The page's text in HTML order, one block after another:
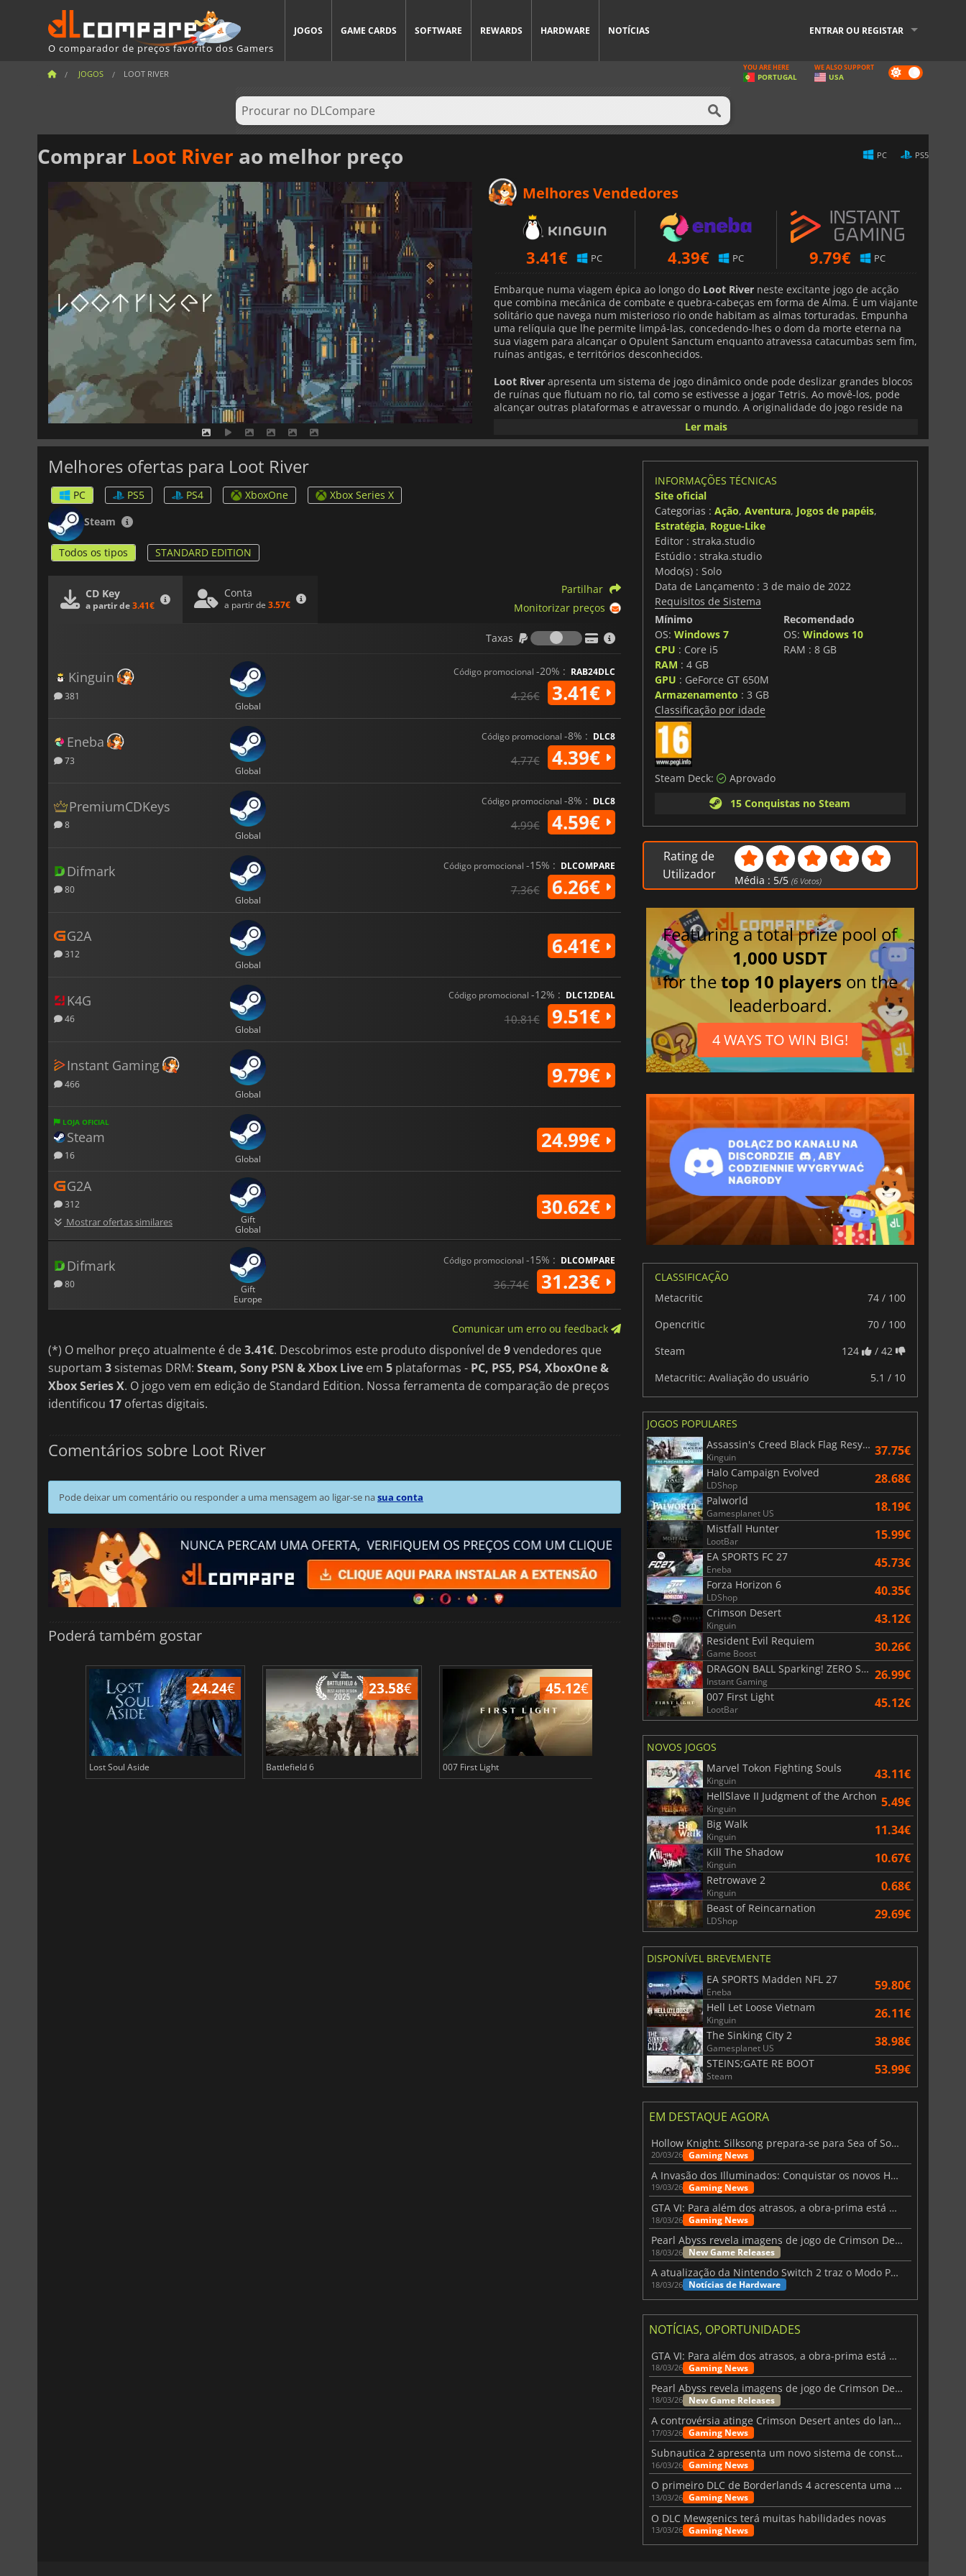
O comparador de preços favorito dos Gamers
JOGOS GAME CARDS SOFTWARE REWARDS HARDWARE NOTÍCIAS ENTRAR OU REGISTAR
JOGOS LOOT RIVER Dark
mode
YOU ARE HERE
PORTUGAL
WE ALSO SUPPORT
USA
Comprar Loot River ao melhor preço PC PS5
Melhores Vendedores
3.41€ PC 4.39€ PC 9.79€ PC
Embarque numa viagem épica ao longo do Loot River neste excitante jogo de acção
que combina mecânica de combate e quebra-cabeças em forma de Alma. É um viajante
solitário que navega num misterioso rio onde habitam as almas torturadas. Empunha
uma relíquia que lhe permite limpá-las, concedendo-lhes o dom da morte eterna na
sua viagem para alcançar o Opulent Sanctum enquanto atravessa catacumbas sem fim,
ruínas antigas, e territórios desconhecidos.
Loot River apresenta um sistema de jogo dinâmico onde pode deslizar grandes blocos
de ruínas que flutuam no rio, tal como se estivesse a jogar Tetris. Ao movê-los, pode
alcançar outras plataformas e atravessar o mundo. A originalidade do jogo reside na
possibilidade de utilizar esse mecanismo em combate para combater as inúmeras
almas que irá encontrar nas suas viagens. Ao cronometrar os seus ataques e os
movimentos do bloco em que se encontra, pode dar ataques rápidos aos seus inimigos,
mantendo-se ao mesmo tempo fora de alcance.
permite-lhe usar muitas estratégias em combate, e quanto mais inimigos
derrotar, mais habilidades irá desbloquear e equipamento e armas irá reunir.
Combinando diferentes encantos, conjuntos de armaduras, armas, e runas
elementares, pode criar uma construção poderosa que se adapta ao seu estilo de jogo
e lhe permite progredir nesta aventura desafiante.
Mergulhe num mundo escuro cheio de segredos e recriado com visuais em 2D e um
estilo pixel-art único. Ficará surpreendido com tudo o que
oferecer, incluindo a sua mecânica de jogabilidade exclusiva.
Ler mais
Melhores ofertas para Loot River
PC PS5 PS4 XboxOne
Xbox Series X
Steam
Todos os tipos STANDARD EDITION
CD Key
a partir de3.41€
Conta
a partir de 3.57€
Partilhar
Monitorizar preços
Taxas
Taxas
Kinguin
381
Global
Código promocional -20% : RAB24DLC
4.26€ 3.41€
Eneba
73
Global
Código promocional -8% : DLC8
4.77€ 4.39€
PremiumCDKeys
8
Global
Código promocional -8% : DLC8
4.99€ 4.59€
Difmark
80
Global
Código promocional -15% : DLCOMPARE
7.36€ 6.26€
G2A
312
Global
6.41€
K4G
46
Global
Código promocional -12% : DLC12DEAL
10.81€ 9.51€
Instant Gaming
466
Global
9.79€
LOJA OFICIAL
Steam
16 Global
24.99€
G2A
312
Mostrar ofertas similares
Gift
Global
30.62€
Difmark
80
Gift
Europe
Código promocional -15% : DLCOMPARE
36.74€ 31.23€
Comunicar um erro ou feedback
(*) O melhor preço atualmente é de3.41€. Descobrimos este produto disponível de9vendedores que
suportam 3 sistemas DRM: Steam, Sony PSN & Xbox Live em 5 plataformas - PC, PS5, PS4, XboxOne &
Xbox Series X. O jogo vem em edição de Standard Edition. Nossa ferramenta de comparação de preços
identificou 17 ofertas digitais.
Comentários sobre Loot River
Pode deixar um comentário ou responder a uma mensagem ao ligar-se nasua conta
Poderá também gostar
24.24€
Lost Soul Aside
23.58€
Battlefield 6
45.12€
007 First Light
38.54€
Baldur's Gate 3
41.06
Elden Ring
INFORMAÇÕES TÉCNICAS
Site oficial
Categorias : Ação, Aventura, Jogos de papéis,
Estratégia, Rogue-Like
Editor : straka.studio
Estúdio : straka.studio
Modo(s) : Solo
Data de Lançamento : 3 de maio de 2022
Requisitos de Sistema
Mínimo
OS: Windows 7
CPU : Core i5
RAM : 4 GB
GPU : GeForce GT 650M
Armazenamento : 3 GB
Recomendado
OS:Windows 10
RAM : 8 GB
Classificação por idade
Steam Deck:
Aprovado
15 Conquistas no Steam
Rating de
Utilizador
Média : 5/5 (6 Votos)
Featuring a total prize pool of
1,000 USDT
for thetop 10 players on the
leaderboard.
4 WAYS TO WIN BIG!
CLASSIFICAÇÃO
Metacritic
74 / 100
Opencritic
70 / 100
Steam
124
/ 42
Metacritic: Avaliação do usuário
5.1 / 10
JOGOS POPULARES
Assassin's Creed Black Flag Resynced
Kinguin 37.75€
Halo Campaign Evolved
LDShop 28.68€
Palworld
Gamesplanet US 18.19€
Mistfall Hunter
LootBar 15.99€
EA SPORTS FC 27
Eneba 45.73€
Forza Horizon 6
LDShop 40.35€
Crimson Desert
Kinguin 43.12€
Resident Evil Requiem
Game Boost 30.26€
DRAGON BALL Sparking! ZERO Super Limit Breaking NEO
Instant Gaming 26.99€
007 First Light
LootBar 45.12€
NOVOS JOGOS
Marvel Tokon Fighting Souls
Kinguin 43.11€
HellSlave II Judgment of the Archon
Kinguin 5.49€
Big Walk
Kinguin 11.34€
Kill The Shadow
Kinguin 10.67€
Retrowave 2
Kinguin 0.68€
Beast of Reincarnation
LDShop 29.69€
DISPONÍVEL BREVEMENTE
EA SPORTS Madden NFL 27
Eneba 59.80€
Hell Let Loose Vietnam
Kinguin 26.11€
The Sinking City 2
Gamesplanet US 38.98€
STEINS;GATE RE BOOT
Steam 53.99€
EM DESTAQUE AGORA
Hollow Knight: Silksong prepara-se para Sea of Sorrow com um patch
20/03/26 Gaming News
A Invasão dos Illuminados: Conquistar os novos Helldivers 2 Atualização!
19/03/26 Gaming News
GTA VI: Para além dos atrasos, a obra-prima está quase a chegar
18/03/26 Gaming News
Pearl Abyss revela imagens de jogo de Crimson Desert para a PS5
18/03/26 New Game Releases
A atualização da Nintendo Switch 2 traz o Modo Portátil aos jogos mais antigos da Switch
18/03/26 Notícias de Hardware
NOTÍCIAS, OPORTUNIDADES
GTA VI: Para além dos atrasos, a obra-prima está quase a chegar
18/03/26 Gaming News
Pearl Abyss revela imagens de jogo de Crimson Desert para a PS5
18/03/26 New Game Releases
A controvérsia atinge Crimson Desert antes do lançamento
17/03/26 Gaming News
Subnautica 2 apresenta um novo sistema de construção de bases
16/03/26 Gaming News
O primeiro DLC de Borderlands 4 acrescenta uma nova personagem e muito mais
13/03/26 Gaming News
O DLC Mewgenics terá muitas habilidades novas
13/03/26 Gaming News